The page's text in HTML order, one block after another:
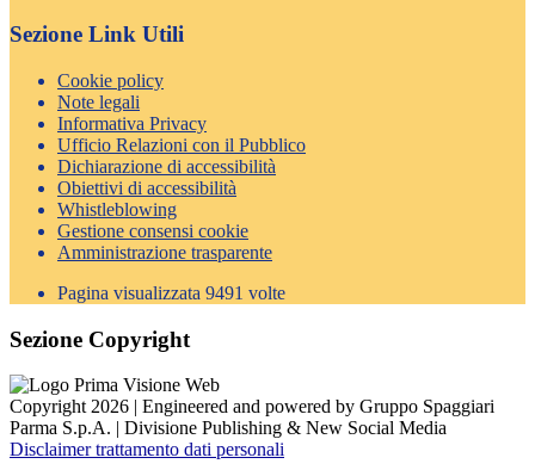
Sezione Link Utili
Cookie policy
Note legali
Informativa Privacy
Ufficio Relazioni con il Pubblico
Dichiarazione di accessibilità
Obiettivi di accessibilità
Whistleblowing
Gestione consensi cookie
Amministrazione trasparente
Pagina visualizzata 9491 volte
Sezione Copyright
Copyright 2026 | Engineered and powered by Gruppo Spaggiari
Parma S.p.A. | Divisione Publishing & New Social Media
Disclaimer trattamento dati personali